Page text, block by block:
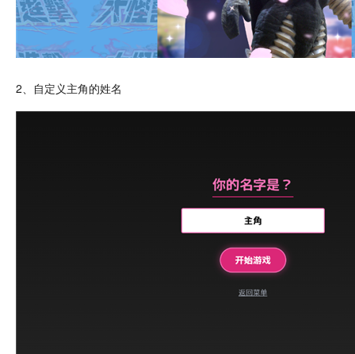
2、自定义主角的姓名